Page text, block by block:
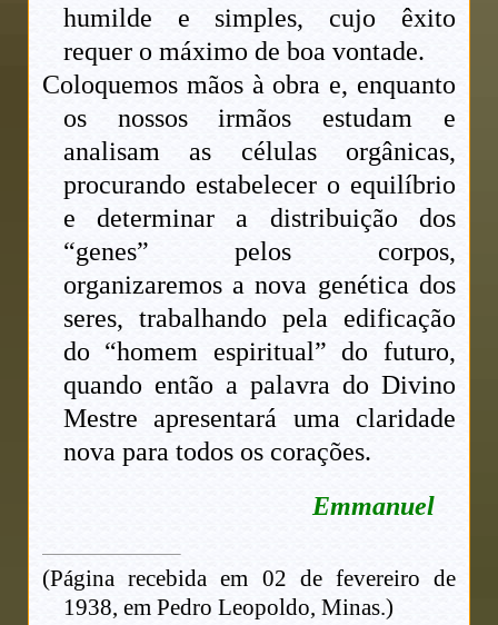
humilde e simples, cujo êxito
requer o máximo de boa vontade.
Coloquemos mãos à obra e, enquanto
os nossos irmãos estudam e
analisam as células orgânicas,
procurando estabelecer o equilíbrio
e determinar a distribuição dos
“genes” pelos corpos,
organizaremos a nova genética dos
seres, trabalhando pela edificação
do “homem espiritual” do futuro,
quando então a palavra do Divino
Mestre apresentará uma claridade
nova para todos os corações.
Emmanuel
(Página recebida em 02 de fevereiro de
1938, em Pedro Leopoldo, Minas.)